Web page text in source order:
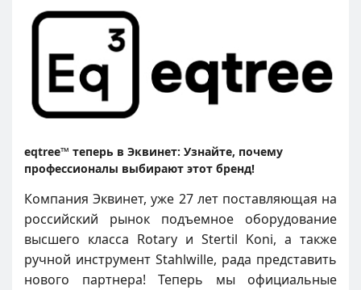
eqtree™ теперь в Эквинет: Узнайте, почему
профессионалы выбирают этот бренд!
Компания Эквинет, уже 27 лет поставляющая на
российский рынок подъемное оборудование
высшего класса Rotary и Stertil Koni, а также
ручной инструмент Stahlwille, рада представить
нового партнера! Теперь мы официальные